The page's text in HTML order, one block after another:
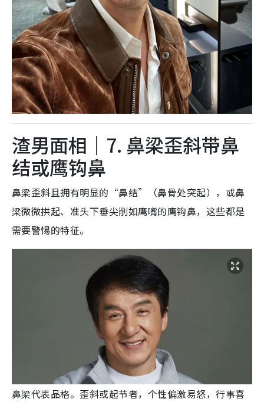
渣男面相｜7. 鼻梁歪斜带鼻
结或鹰钩鼻
鼻梁歪斜且拥有明显的“鼻结”（鼻骨处突起），或鼻
梁微微拱起、准头下垂尖削如鹰嘴的鹰钩鼻，这些都是
需要警惕的特征。
鼻梁代表品格。歪斜或起节者，个性偏激易怒，行事喜